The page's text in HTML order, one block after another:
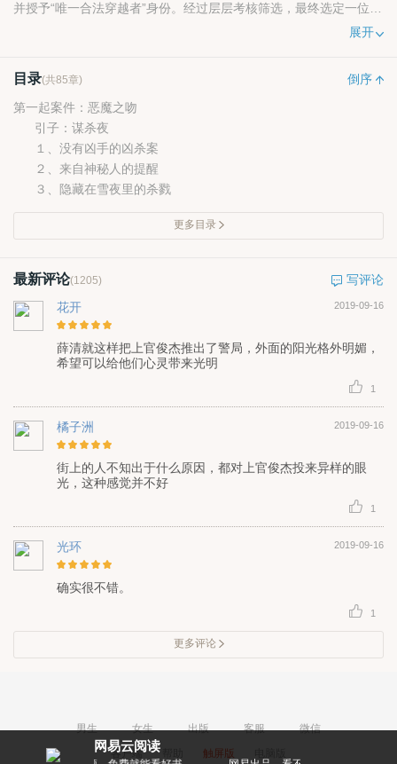
并授予“唯一合法穿越者”身份。经过层层考核筛选，最终选定一位名
为上官俊杰的人进行封闭式训练，一年后，警局内部成立神秘部
或血腥，或残忍，或变态，或暴力的凶杀过程，让他的内心渐渐起
展开
目录(共85章)
倒序
第一起案件：恶魔之吻
引子：谋杀夜
１、没有凶手的凶杀案
２、来自神秘人的提醒
３、隐藏在雪夜里的杀戮
更多目录
最新评论(1205)
写评论
花开
2019-09-16
薛清就这样把上官俊杰推出了警局，外面的阳光格外明媚，
希望可以给他们心灵带来光明
1
橘子洲 2019-09-16
街上的人不知出于什么原因，都对上官俊杰投来异样的眼
光，这种感觉并不好
1
光环 2019-09-16
确实很不错。
1
更多评论
男生 女生 出版 客服
微信
客户端
触屏版
网易云阅读